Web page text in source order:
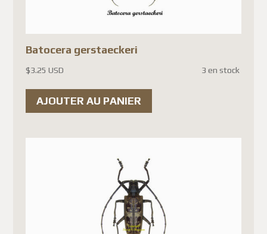
Batocera gerstaeckeri
$3.25 USD 3 en stock
AJOUTER AU PANIER
Canada Post's latest updates).
implements a system that
complies with the new
European regulations, the
only option is to use another
results in significantly higher
shipping costs.
We sincerely appreciate your
patience, understanding, and